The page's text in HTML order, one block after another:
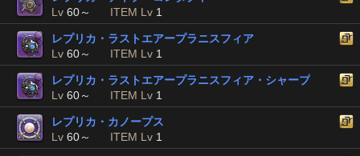
Lv 60～ ITEM Lv 1
レプリカ・ラストエアープラニスフィア
Lv 60～ ITEM Lv 1
レプリカ・ラストエアープラニスフィア・シャープ
Lv 60～ ITEM Lv 1
レプリカ・カノープス
Lv 60～ ITEM Lv 1